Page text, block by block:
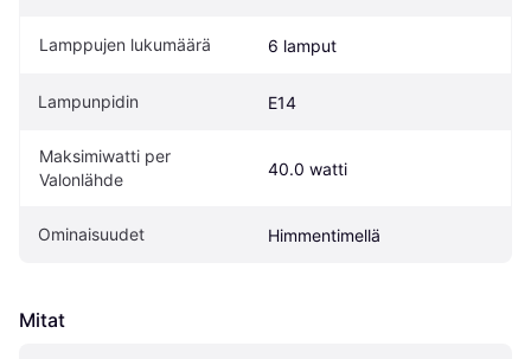
Lamppujen lukumäärä 6 lamput
Lampunpidin E14
Maksimiwatti per
Valonlähde
40.0 watti
Ominaisuudet Himmentimellä
Mitat